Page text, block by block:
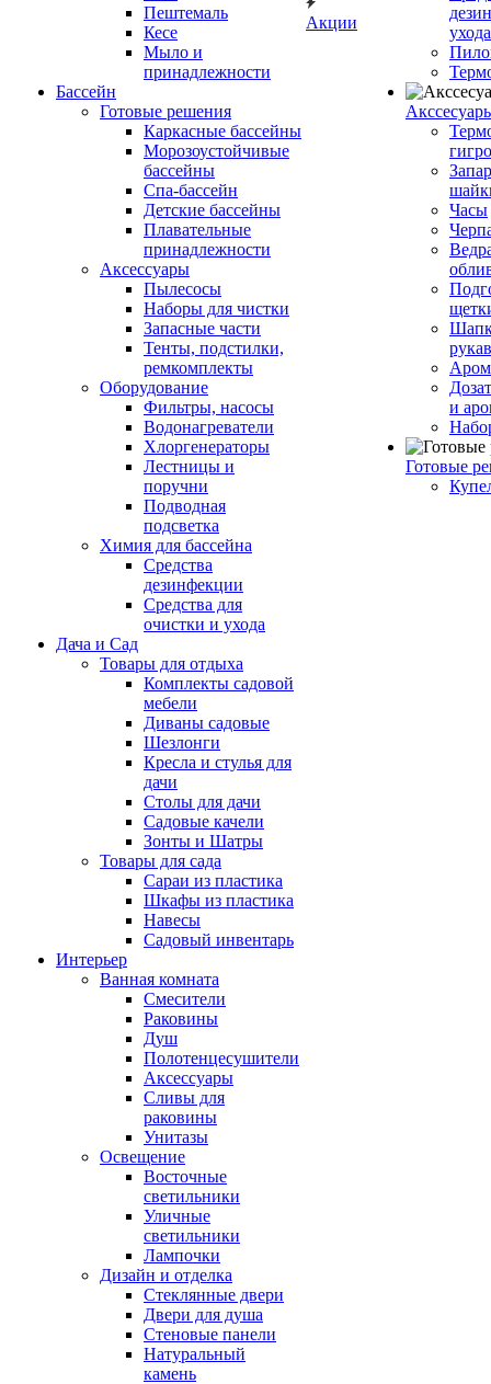
Пештемаль
Кесе
Мыло и
принадлежности
Бассейн
Готовые решения
Каркасные бассейны
Морозоустойчивые
бассейны
Спа-бассейн
Детские бассейны
Плавательные
принадлежности
Аксессуары
Пылесосы
Наборы для чистки
Запасные части
Тенты, подстилки,
ремкомплекты
Оборудование
Фильтры, насосы
Водонагреватели
Хлоргенераторы
Лестницы и
поручни
Подводная
подсветка
Химия для бассейна
Средства
дезинфекции
Средства для
очистки и ухода
Дача и Сад
Товары для отдыха
Комплекты садовой
мебели
Диваны садовые
Шезлонги
Кресла и стулья для
дачи
Столы для дачи
Садовые качели
Зонты и Шатры
Товары для сада
Сараи из пластика
Шкафы из пластика
Навесы
Садовый инвентарь
Интерьер
Ванная комната
Смесители
Раковины
Душ
Полотенцесушители
Аксессуары
Сливы для
раковины
Унитазы
Освещение
Восточные
светильники
Уличные
светильники
Лампочки
Дизайн и отделка
Стеклянные двери
Двери для душа
Стеновые панели
Натуральный
камень
Акции
ухода
Часы
и
Готовые